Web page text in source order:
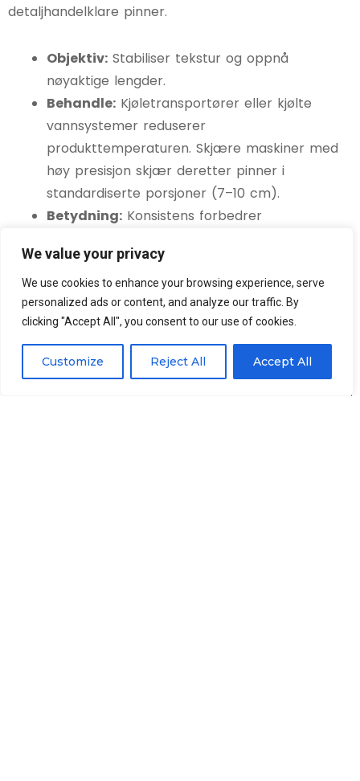
We value your privacy
We use cookies to enhance your browsing experience, serve
personalized ads or content, and analyze our traffic. By
clicking "Accept All", you consent to our use of cookies.
Customize Reject All Accept All
detaljhandelklare pinner.
Objektiv: Stabiliser tekstur og oppnå
nøyaktige lengder.
Behandle: Kjøletransportører eller kjølte
vannsystemer reduserer
produkttemperaturen. Skjære maskiner med
høy presisjon skjær deretter pinner i
standardiserte porsjoner (7–10 cm).
Betydning: Konsistens forbedrer
Typiske skjæringsspesifikasjoner:
Produktformat
Snack -pinner 5–7 cm
Ready-to-